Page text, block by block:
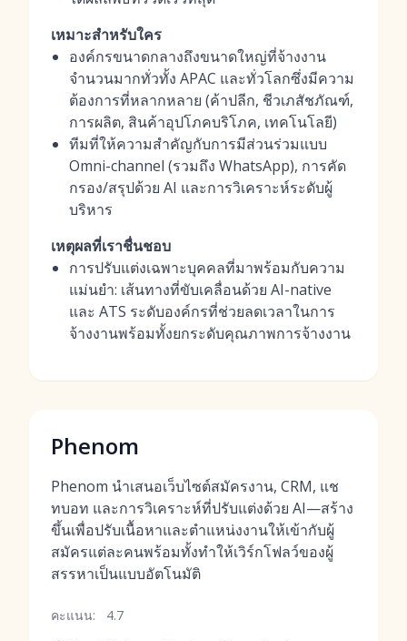
เหมาะสำหรับใคร
องค์กรขนาดกลางถึงขนาดใหญ่ที่จ้างงาน
จำนวนมากทั่วทั้ง APAC และทั่วโลกซึ่งมีความ
ต้องการที่หลากหลาย (ค้าปลีก, ชีวเภสัชภัณฑ์,
การผลิต, สินค้าอุปโภคบริโภค, เทคโนโลยี)
ทีมที่ให้ความสำคัญกับการมีส่วนร่วมแบบ
Omni-channel (รวมถึง WhatsApp), การคัด
กรอง/สรุปด้วย AI และการวิเคราะห์ระดับผู้
บริหาร
เหตุผลที่เราชื่นชอบ
การปรับแต่งเฉพาะบุคคลที่มาพร้อมกับความ
แม่นยำ: เส้นทางที่ขับเคลื่อนด้วย AI-native
และ ATS ระดับองค์กรที่ช่วยลดเวลาในการ
จ้างงานพร้อมทั้งยกระดับคุณภาพการจ้างงาน
Phenom
Phenom นำเสนอเว็บไซต์สมัครงาน, CRM, แช
ทบอท และการวิเคราะห์ที่ปรับแต่งด้วย AI—สร้าง
ขึ้นเพื่อปรับเนื้อหาและตำแหน่งงานให้เข้ากับผู้
สมัครแต่ละคนพร้อมทั้งทำให้เวิร์กโฟลว์ของผู้
สรรหาเป็นแบบอัตโนมัติ
คะแนน: 4.7